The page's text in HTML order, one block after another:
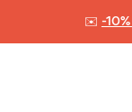
✉️ -10%
Panier